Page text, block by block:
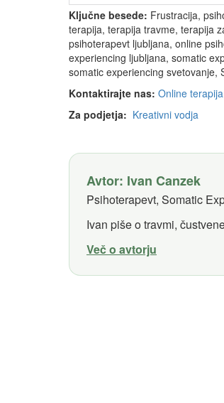
Ključne besede: Frustracija,
terapija, terapija travme, terapija
psihoterapevt ljubljana, online
experiencing ljubljana, somatic
somatic experiencing svetovanje,
Kontaktirajte nas: Online
Za podjetja: Kreativni vodja
Avtor: Ivan Canzek
Psihoterapevt, Somatic
Ivan piše o travmi,
Več o avtorju